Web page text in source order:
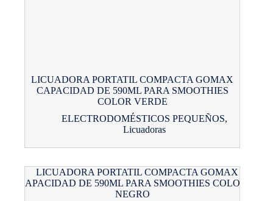
LICUADORA PORTATIL COMPACTA GOMAX
CAPACIDAD DE 590ML PARA SMOOTHIES
COLOR VERDE
ELECTRODOMÉSTICOS PEQUEÑOS,
Licuadoras